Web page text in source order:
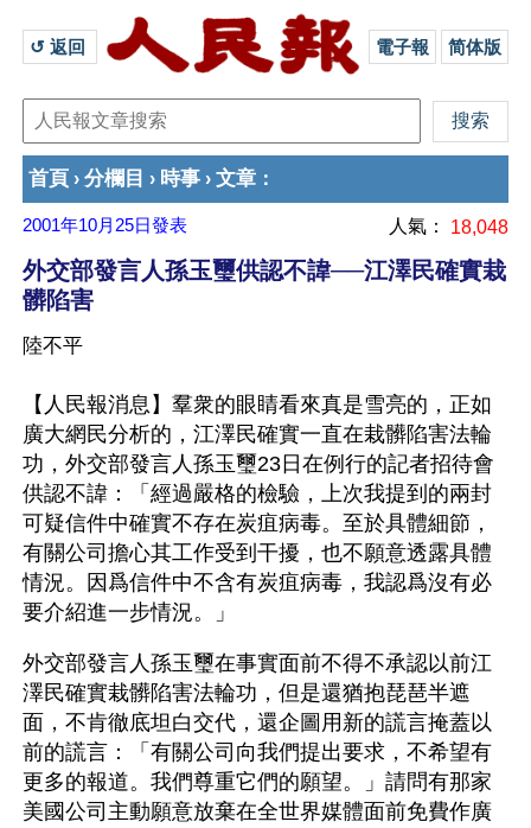
↺ 返回 電子報 简体版
首頁 › 分欄目 › 時事 › 文章 ：
2001年10月25日發表 人氣： 18,048
外交部發言人孫玉璽供認不諱──江澤民確實栽
髒陷害
陸不平
【人民報消息】羣衆的眼睛看來真是雪亮的，正如
廣大網民分析的，江澤民確實一直在栽髒陷害法輪
功，外交部發言人孫玉璽23日在例行的記者招待會
供認不諱：「經過嚴格的檢驗，上次我提到的兩封
可疑信件中確實不存在炭疽病毒。至於具體細節，
有關公司擔心其工作受到干擾，也不願意透露具體
情況。因爲信件中不含有炭疽病毒，我認爲沒有必
要介紹進一步情況。」
外交部發言人孫玉璽在事實面前不得不承認以前江
澤民確實栽髒陷害法輪功，但是還猶抱琵琶半遮
面，不肯徹底坦白交代，還企圖用新的謊言掩蓋以
前的謊言：「有關公司向我們提出要求，不希望有
更多的報道。我們尊重它們的願望。」請問有那家
美國公司主動願意放棄在全世界媒體面前免費作廣